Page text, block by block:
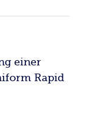
einer
Rapid